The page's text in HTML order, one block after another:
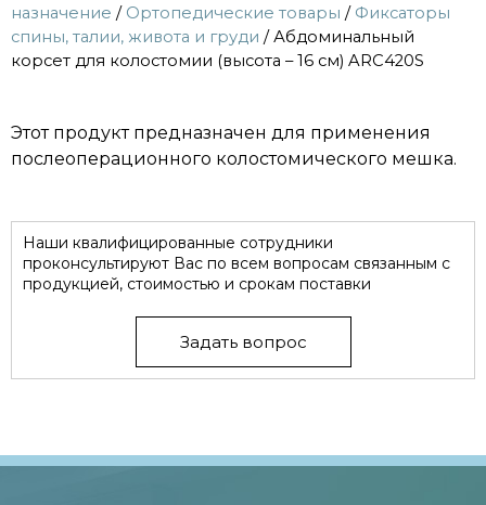
назначение / Ортопедические товары / Фиксаторы
спины, талии, живота и груди / Абдоминальный
корсет для колостомии (высота – 16 см) ARC420S
Этот продукт предназначен для применения
послеоперационного колостомического мешка.
Наши квалифицированные сотрудники
проконсультируют Вас по всем вопросам связанным с
продукцией, стоимостью и срокам поставки
Задать вопрос